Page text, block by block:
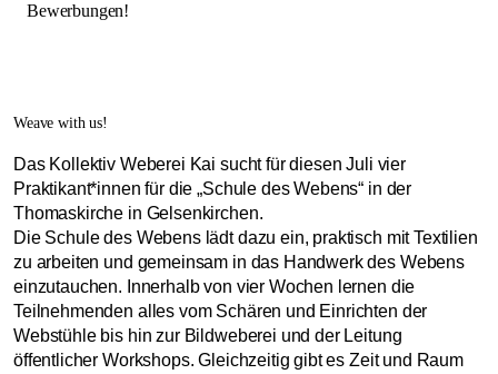
Bewerbungen!
Weave with us!
Das Kollektiv Weberei Kai sucht für diesen Juli vier
Praktikant*innen für die „Schule des Webens“ in der
Thomaskirche in Gelsenkirchen.
Die Schule des Webens lädt dazu ein, praktisch mit Textilien
zu arbeiten und gemeinsam in das Handwerk des Webens
einzutauchen. Innerhalb von vier Wochen lernen die
Teilnehmenden alles vom Schären und Einrichten der
Webstühle bis hin zur Bildweberei und der Leitung
öffentlicher Workshops. Gleichzeitig gibt es Zeit und Raum